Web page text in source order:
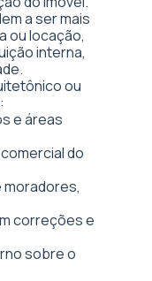
a ser mais
ou locação,
interna,
ou
e áreas
do
moradores,
correções e
sobre o